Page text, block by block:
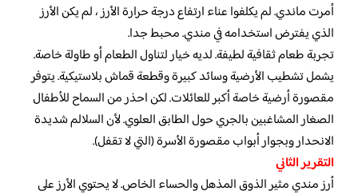
أمرت ماندي. لم يكلفوا عناء ارتفاع درجة حرارة الأرز ، لم يكن الأرز
الذي يفترض استخدامه في مندي. محبط جدا.
تجربة طعام ثقافية لطيفة. لديه خيار لتناول الطعام أو طاولة خاصة.
يشمل تشطيب الأرضية وسائد كبيرة وقطعة قماش بلاستيكية. يتوفر
مقصورة أرضية خاصة أكبر للعائلات. لكن احذر من السماح للأطفال
الصغار المشاغبين بالجري حول الطابق العلوي. لأن السلالم شديدة
الانحدار وبجوار أبواب مقصورة الأسرة (التي لا تقفل).
التقرير الثاني
أرز مندي مثير الذوق المذهل والحساء الخاص. لا يحتوي الأرز على